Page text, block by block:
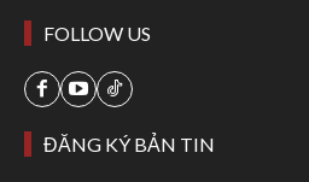
FOLLOW US
ĐĂNG KÝ BẢN TIN